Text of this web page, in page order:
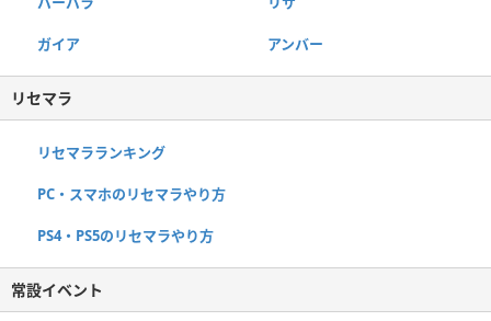
ガイア アンバー
リセマラ
リセマラランキング
PC・スマホのリセマラやり方
PS4・PS5のリセマラやり方
常設イベント